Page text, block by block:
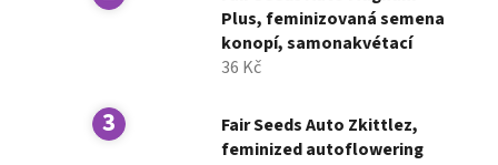
n
e
Plus, feminizovaná semena
konopí, samonakvétací
36 Kč
Fair Seeds Auto Zkittlez,
feminized autoflowering